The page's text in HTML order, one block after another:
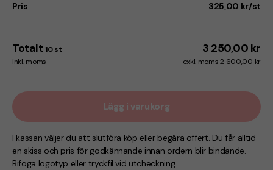
Pris
325,00 kr/st
Totalt 10 st 3 250,00 kr
inkl. moms exkl. moms 2 600,00 kr
Lägg i varukorg
I kassan väljer du att slutföra köp eller begära offert. Du får alltid
en skiss och pris för godkännande innan ordern blir bindande.
Bifoga logotyp eller tryckfil vid utcheckning.